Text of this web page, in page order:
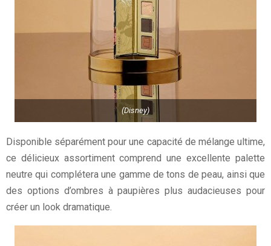
(Disney)
Disponible séparément pour une capacité de mélange ultime,
ce délicieux assortiment comprend une excellente palette
neutre qui complétera une gamme de tons de peau, ainsi que
des options d’ombres à paupières plus audacieuses pour
créer un look dramatique.